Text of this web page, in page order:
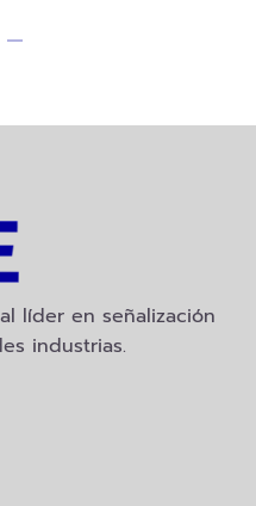
líder en señalización
industrias.